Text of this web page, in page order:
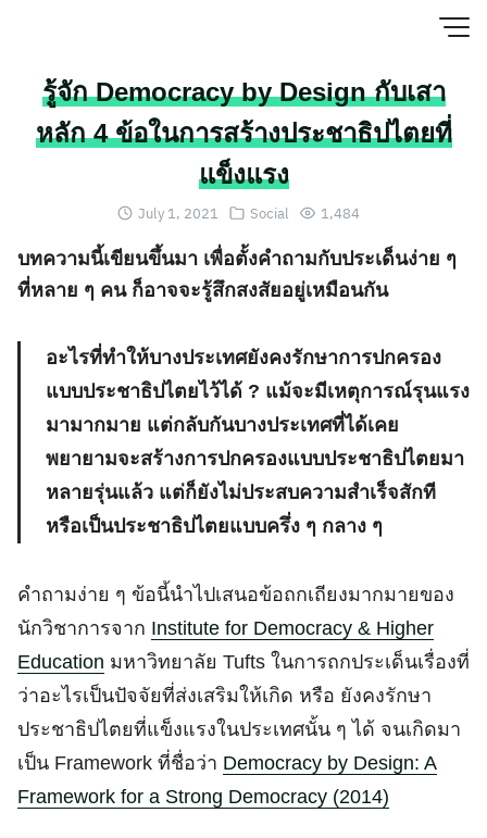
รู้จัก Democracy by Design กับเสา
หลัก 4 ข้อในการสร้างประชาธิปไตยที่
แข็งแรง
July 1, 2021 Social 1,484
บทความนี้เขียนขึ้นมา เพื่อตั้งคำถามกับประเด็นง่าย ๆ
ที่หลาย ๆ คน ก็อาจจะรู้สึกสงสัยอยู่เหมือนกัน
อะไรที่ทำให้บางประเทศยังคงรักษาการปกครอง
แบบประชาธิปไตยไว้ได้ ? แม้จะมีเหตุการณ์รุนแรง
มามากมาย แต่กลับกันบางประเทศที่ได้เคย
พยายามจะสร้างการปกครองแบบประชาธิปไตยมา
หลายรุ่นแล้ว แต่ก็ยังไม่ประสบความสำเร็จสักที
หรือเป็นประชาธิปไตยแบบครึ่ง ๆ กลาง ๆ
คำถามง่าย ๆ ข้อนี้นำไปเสนอข้อถกเถียงมากมายของ
นักวิชาการจาก Institute for Democracy & Higher
Education มหาวิทยาลัย Tufts ในการถกประเด็นเรื่องที่
ว่าอะไรเป็นปัจจัยที่ส่งเสริมให้เกิด หรือ ยังคงรักษา
ประชาธิปไตยที่แข็งแรงในประเทศนั้น ๆ ได้ จนเกิดมา
เป็น Framework ที่ชื่อว่า Democracy by Design: A
Framework for a Strong Democracy (2014)